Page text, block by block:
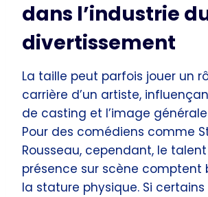
dans l’industrie
divertissement
La taille peut parfois jouer un
carrière d’un artiste,
de casting et l’image
Pour des comédiens comme
Rousseau, cependant, le
présence sur scène comptent
la stature physique. Si